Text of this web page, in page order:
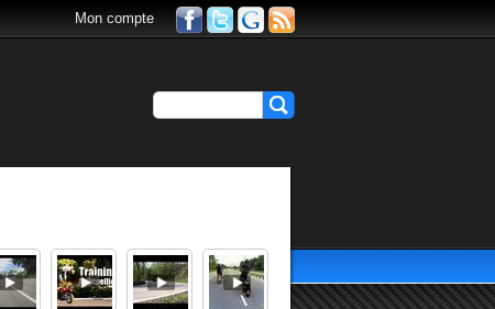
Mon compte